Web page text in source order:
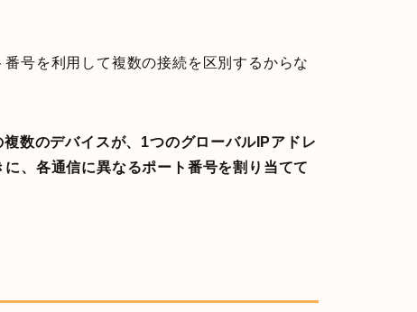
号を利用して複数の接続を区別するからな
複数のデバイスが、1つのグローバルIPアドレ
、各通信に異なるポート番号を割り当てて